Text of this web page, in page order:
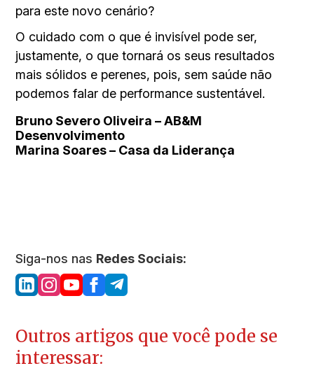
para este novo cenário?
O cuidado com o que é invisível pode ser,
justamente, o que tornará os seus resultados
mais sólidos e perenes, pois, sem saúde não
podemos falar de performance sustentável.
Bruno Severo Oliveira – AB&M
Desenvolvimento
Marina Soares – Casa da Liderança
Siga-nos nas Redes Sociais:
Outros artigos que você pode se
interessar: